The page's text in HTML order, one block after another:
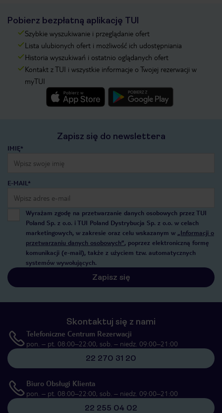
Pobierz bezpłatną aplikację TUI
Szybkie wyszukiwanie i przeglądanie ofert
Lista ulubionych ofert i możliwość ich udostępniania
Historia wyszukiwań i ostatnio oglądanych ofert
Kontakt z TUI i wszystkie informacje o Twojej rezerwacji w
myTUI
Zapisz się do newslettera
IMIĘ*
E-MAIL*
Wyrażam zgodę na przetwarzanie danych osobowych przez TUI
Poland Sp. z o.o. i TUI Poland Dystrybucja Sp. z o.o. w celach
marketingowych, w zakresie oraz celu wskazanym w „Informacji o
przetwarzaniu danych osobowych”, poprzez elektroniczną formę
komunikacji (e-mail), także z użyciem tzw. automatycznych
systemów wywołujących.
Zapisz się
Skontaktuj się z nami
Telefoniczne Centrum Rezerwacji
pon. – pt. 08:00–22:00, sob. – niedz. 09:00–21:00
22 270 31 20
Biuro Obsługi Klienta
pon. – pt. 08:00–22:00, sob. – niedz. 09:00–21:00
22 255 04 02